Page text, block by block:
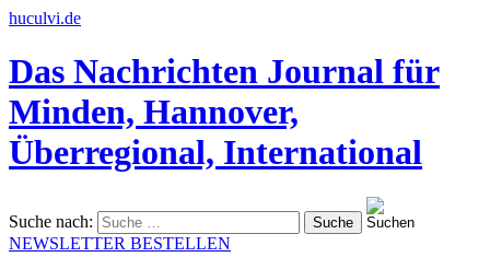
huculvi.de
Das Nachrichten Journal für
Minden, Hannover,
Überregional, International
Suche nach:
NEWSLETTER BESTELLEN